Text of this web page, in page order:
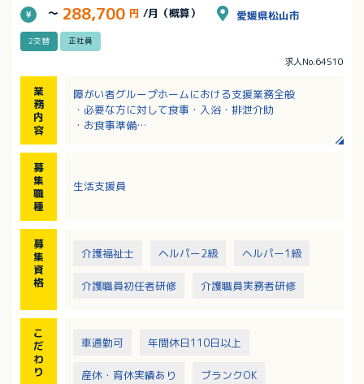
～ 288,700 円 /月（概算） 愛媛県松山市
2交替 正社員
求人No.64510
業
務
内
容
障がい者グループホームにおける支援業務全般
・必要な方に対して食事・入浴・排泄介助
・お食事準備
・パートスタッフの教育、サポート
募
集
職
種
生活支援員
募
集
資
格
介護福祉士 ヘルパー2級 ヘルパー1級
介護職員初任者研修 介護職員実務者研修
こ
だ
わ
り
車通勤可 年間休日110日以上
産休・育休実績あり ブランクOK